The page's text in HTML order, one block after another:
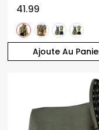
Ajoute Au
41.99